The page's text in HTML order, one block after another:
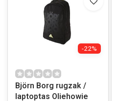
-22%
Björn Borg rugzak /
laptoptas Oliehowie